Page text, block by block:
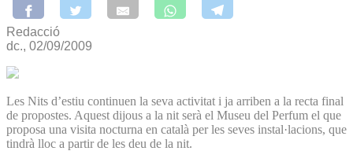
Redacció
dc., 02/09/2009
Les Nits d’estiu continuen la seva activitat i ja arriben a la recta final
de propostes. Aquest dijous a la nit serà el Museu del Perfum el que
proposa una visita nocturna en català per les seves instal·lacions, que
tindrà lloc a partir de les deu de la nit.